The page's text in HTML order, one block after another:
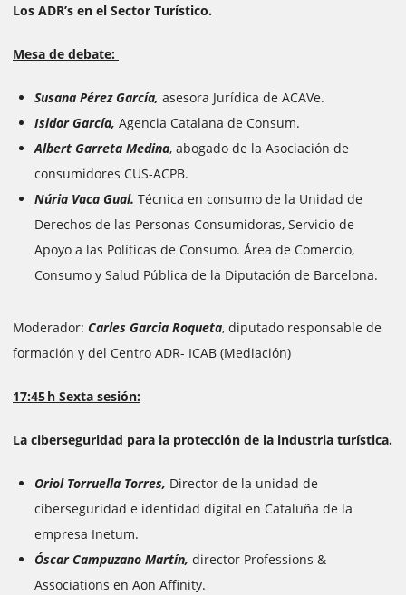
Los ADR’s en el Sector Turístico.
Mesa de debate:
Susana Pérez García, asesora Jurídica de ACAVe.
Isidor García, Agencia Catalana de Consum.
Albert Garreta Medina, abogado de la Asociación de
consumidores CUS-ACPB.
Núria Vaca Gual. Técnica en consumo de la Unidad de
Derechos de las Personas Consumidoras, Servicio de
Apoyo a las Políticas de Consumo. Área de Comercio,
Consumo y Salud Pública de la Diputación de Barcelona.
Moderador: Carles Garcia Roqueta, diputado responsable de
formación y del Centro ADR- ICAB (Mediación)
17:45 h Sexta sesión:
La ciberseguridad para la protección de la industria turística.
Oriol Torruella Torres, Director de la unidad de
ciberseguridad e identidad digital en Cataluña de la
empresa Inetum.
Óscar Campuzano Martín, director Professions &
Associations en Aon Affinity.